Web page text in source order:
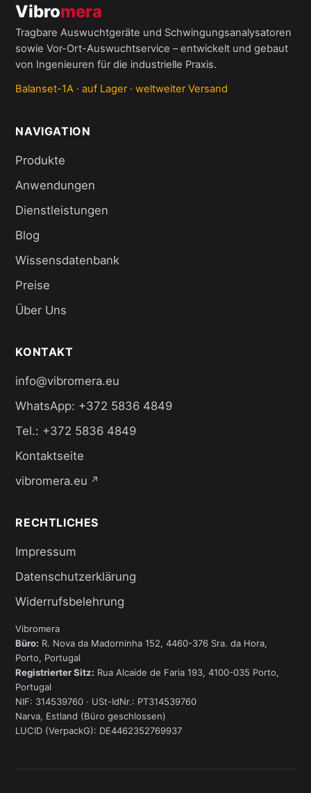
Vibromera
Tragbare Auswuchtgeräte und Schwingungsanalysatoren
sowie Vor-Ort-Auswuchtservice – entwickelt und gebaut
von Ingenieuren für die industrielle Praxis.
Balanset-1A · auf Lager · weltweiter Versand
NAVIGATION
Produkte
Anwendungen
Dienstleistungen
Blog
Wissensdatenbank
Preise
Über Uns
KONTAKT
info@vibromera.eu
WhatsApp: +372 5836 4849
Tel.: +372 5836 4849
Kontaktseite
vibromera.eu ↗
RECHTLICHES
Impressum
Datenschutzerklärung
Widerrufsbelehrung
Vibromera
Büro: R. Nova da Madorninha 152, 4460-376 Sra. da Hora,
Porto, Portugal
Registrierter Sitz: Rua Alcaide de Faria 193, 4100-035 Porto,
Portugal
NIF: 314539760 · USt-IdNr.: PT314539760
Narva, Estland (Büro geschlossen)
LUCID (VerpackG): DE4462352769937